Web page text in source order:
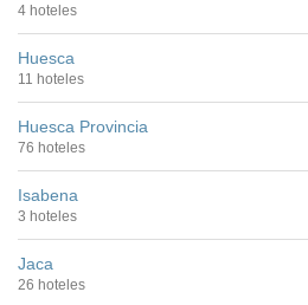
4 hoteles
Huesca
11 hoteles
Huesca Provincia
76 hoteles
Isabena
3 hoteles
Jaca
26 hoteles